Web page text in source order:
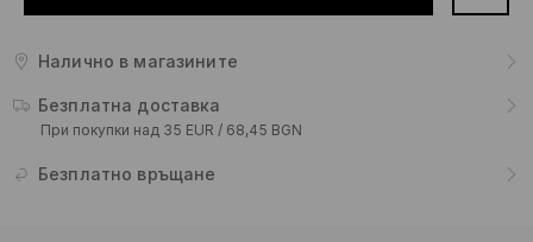
Налично в магазините
Безплатна доставка
При покупки над 35 EUR / 68,45 BGN
Безплатно връщане